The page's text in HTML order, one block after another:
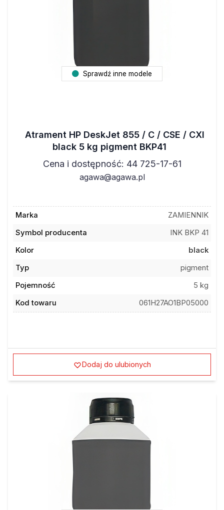
Sprawdź inne modele
Atrament HP DeskJet 855 / C / CSE / CXI
black 5 kg pigment BKP41
Cena i dostępność: 44 725-17-61
agawa@agawa.pl
Marka
ZAMIENNIK
Symbol producenta
INK BKP 41
Kolor
black
Typ
pigment
Pojemność
5 kg
Kod towaru
061H27AO1BP05000
Dodaj do ulubionych